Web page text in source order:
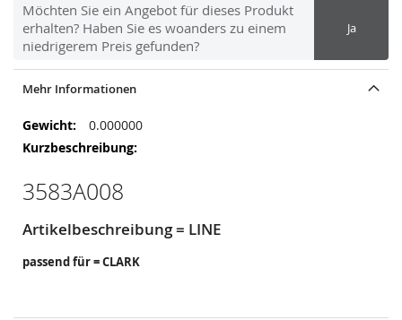
Möchten Sie ein Angebot für dieses Produkt
erhalten? Haben Sie es woanders zu einem
niedrigerem Preis gefunden?
Ja
Mehr Informationen
Mehr
Informationen
0.000000
3583A008
Artikelbeschreibung = LINE
passend für = CLARK